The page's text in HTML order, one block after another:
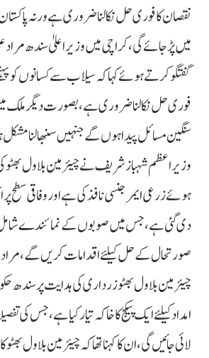
نقصان کا فوری حل نکالنا ضروری ہے ورنہ
میں پڑ جائے گی، کراچی میں وزیر اعلیٰ سندھ
گفتگو کرتے ہوئے کہا کہ سیلاب سے کسانوں کو
فوری حل نکالنا ضروری ہے، بصورت دیگر ملک
سنگین مسائل پیدا ہوں گے جنہیں سنبھالنا مشکل
وزیراعظم شہباز شریف نے چیئرمین بلاول بھٹو
ہوئے زرعی ایمرجنسی نافذ کی ہے اور وفاقی سطح
دی گئی ہے، جس میں صوبوں کے نمائندے شامل
صورتحال کے حل کیلئے اقدامات کریں گے، مراد
چیئرمین بلاول بھٹو زرداری کی ہدایت پر
امداد کیلئے ایک پیکج کا خاکہ تیار کیا ہے، جس کی
لائی جائیں گی، ان کا کہنا تھا کہ چیئرمین بلاول